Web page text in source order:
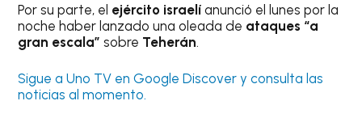
Por su parte, el ejército israelíanunció el lunes por la
noche haber lanzado una oleada de ataques “a
gran escala” sobre Teherán.
Sigue a Uno TV en Google Discover y consulta las
noticias al momento.